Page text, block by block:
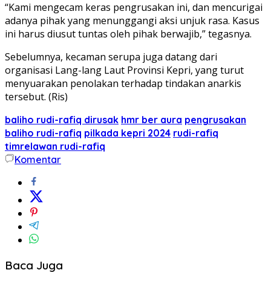
“Kami mengecam keras pengrusakan ini, dan mencurigai
adanya pihak yang menunggangi aksi unjuk rasa. Kasus
ini harus diusut tuntas oleh pihak berwajib,” tegasnya.
Sebelumnya, kecaman serupa juga datang dari
organisasi Lang-lang Laut Provinsi Kepri, yang turut
menyuarakan penolakan terhadap tindakan anarkis
tersebut. (Ris)
baliho rudi-rafiq dirusak hmr ber aura pengrusakan
baliho rudi-rafiq pilkada kepri 2024 rudi-rafiq
timrelawan rudi-rafiq
Komentar
Baca Juga